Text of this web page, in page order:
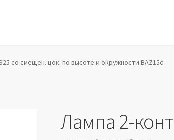
данных
со смещен. цок. по высоте и окружности BAZ15d
Лампа 2-